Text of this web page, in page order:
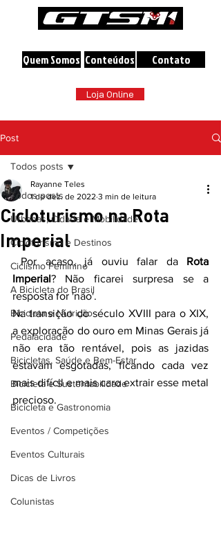
Quem Somos Conteúdos Contato
Loja Online
Post
Todos posts
Urbanas, Cidade e Mobilidade
Cicloturismo e Destinos
Ciclismo Feminino
A Bicicleta do Brasil
Bicicleta e Nutrição
Pedalacidade
Bicicletas, Saúde e Bem-Estar
Bicicleta e Sustentabilidade
Bicicleta e Gastronomia
Eventos / Competições
Eventos Culturais
Dicas de Livros
Colunistas
Todos posts
Cicloturismo na Rota
Imperial
Rayanne Teles
1 de dez. de 2022 3 min de leitura
Por acaso, já ouviu falar da Rota
Imperial? Não ficarei surpresa se a
resposta for 'não'.
Na transição do século XVIII para o XIX,
a exploração do ouro em Minas Gerais já
não era tão rentável, pois as jazidas
estavam esgotadas, ficando cada vez
mais difícil e mais caro extrair esse metal
precioso.